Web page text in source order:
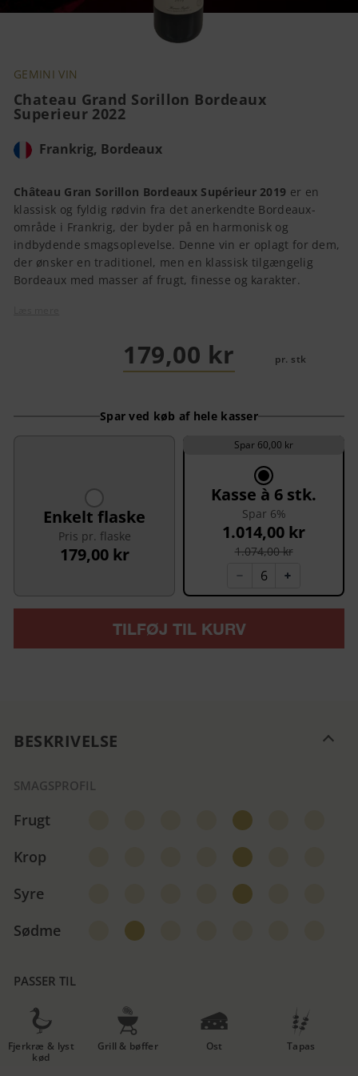
GEMINI VIN
Chateau Grand Sorillon Bordeaux
Superieur 2022
Frankrig, Bordeaux
Château Gran Sorillon Bordeaux Supérieur 2019 er en
klassisk og fyldig rødvin fra det anerkendte Bordeaux-
område i Frankrig, der byder på en harmonisk og
indbydende smagsoplevelse. Denne vin er oplagt for dem,
der ønsker en traditionel, men en klassisk tilgængelig
Bordeaux med masser af frugt, finesse og karakter.
179,00 kr pr. stk
Spar ved køb af hele kasser
Enkelt flaske
Pris pr. flaske
179,00 kr
Kasse à 6 stk.
Spar 60,00 kr
Spar 6%
1.014,00 kr
1.074,00 kr
TILFØJ TIL KURV
BESKRIVELSE
SMAGSPROFIL
Frugt
Krop
Syre
Sødme
PASSER TIL
Fjerkræ & lyst
kød
Grill & bøffer Ost Tapas